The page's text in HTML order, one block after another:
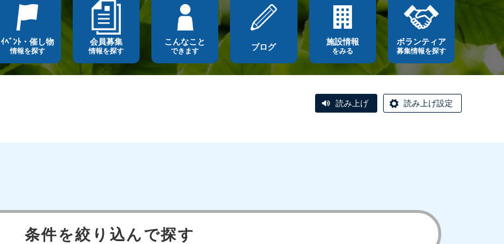
ｲﾍﾞﾝﾄ・催し物
情報を探す
会員募集
情報を探す
こんなこと
できます ブログ
施設情報
をみる
ボランティア
募集情報を探す
読み上げ 読み上げ設定
条件を絞り込んで探す